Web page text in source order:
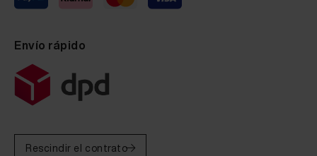
Envío rápido
Rescindir el contrato